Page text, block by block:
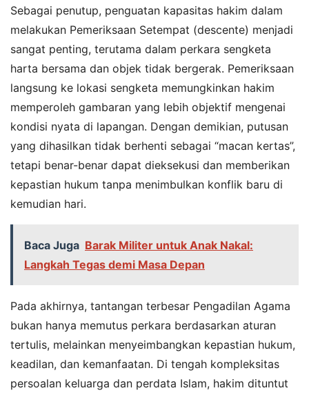
Sebagai penutup, penguatan kapasitas hakim dalam
melakukan Pemeriksaan Setempat (descente) menjadi
sangat penting, terutama dalam perkara sengketa
harta bersama dan objek tidak bergerak. Pemeriksaan
langsung ke lokasi sengketa memungkinkan hakim
memperoleh gambaran yang lebih objektif mengenai
kondisi nyata di lapangan. Dengan demikian, putusan
yang dihasilkan tidak berhenti sebagai “macan kertas”,
tetapi benar-benar dapat dieksekusi dan memberikan
kepastian hukum tanpa menimbulkan konflik baru di
kemudian hari.
Baca Juga Barak Militer untuk Anak Nakal:
Langkah Tegas demi Masa Depan
Pada akhirnya, tantangan terbesar Pengadilan Agama
bukan hanya memutus perkara berdasarkan aturan
tertulis, melainkan menyeimbangkan kepastian hukum,
keadilan, dan kemanfaatan. Di tengah kompleksitas
persoalan keluarga dan perdata Islam, hakim dituntut